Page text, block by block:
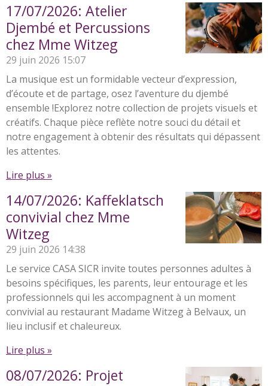
17/07/2026: Atelier
Djembé et Percussions
chez Mme Witzeg
29 juin 2026 15:07
La musique est un formidable vecteur d’expression,
d’écoute et de partage, osez l’aventure du djembé
ensemble !Explorez notre collection de projets visuels et
créatifs. Chaque pièce reflète notre souci du détail et
notre engagement à obtenir des résultats qui dépassent
les attentes.
Lire plus »
14/07/2026: Kaffeklatsch
convivial chez Mme
Witzeg
29 juin 2026 14:38
Le service CASA SICR invite toutes personnes adultes à
besoins spécifiques, les parents, leur entourage et les
professionnels qui les accompagnent à un moment
convivial au restaurant Madame Witzeg à Belvaux, un
lieu inclusif et chaleureux.
Lire plus »
08/07/2026: Projet